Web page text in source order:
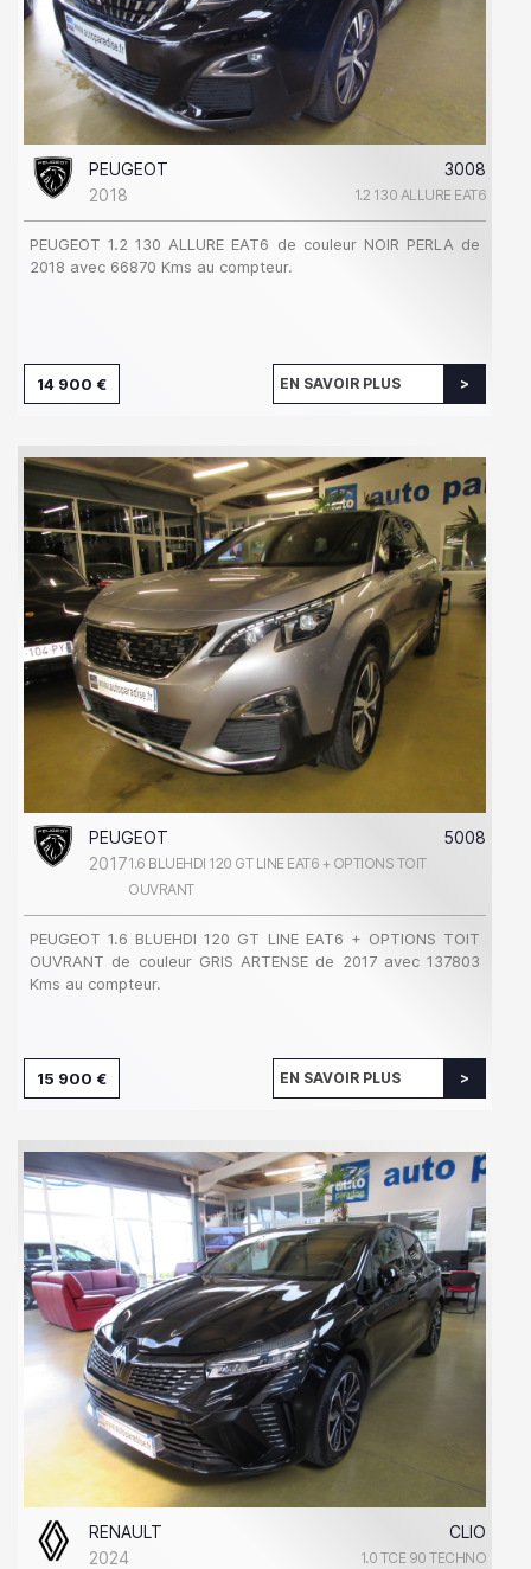
PEUGEOT
3008
2018
1.2 130 ALLURE EAT6
PEUGEOT 1.2 130 ALLURE EAT6 de couleur NOIR PERLA de
2018 avec 66870 Kms au compteur.
14 900 € EN SAVOIR PLUS
PEUGEOT
5008
20171.6 BLUEHDI 120 GT LINE EAT6 + OPTIONS TOIT
OUVRANT
PEUGEOT 1.6 BLUEHDI 120 GT LINE EAT6 + OPTIONS TOIT
OUVRANT de couleur GRIS ARTENSE de 2017 avec 137803
Kms au compteur.
15 900 € EN SAVOIR PLUS
RENAULT
CLIO
2024
1.0 TCE 90 TECHNO